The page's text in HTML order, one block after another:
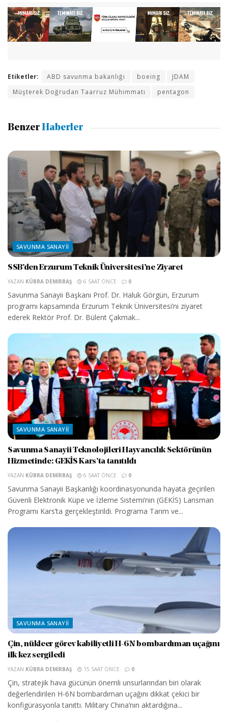
Etiketler: ABD savunma bakanlığı boeing
JDAM
Müşterek Doğrudan Taarruz Mühimmatı
pentagon
Benzer Haberler
SAVUNMA SANAYII
SSB’den Erzurum Teknik Üniversitesi’ne Ziyaret
YAZAN KÜBRA DEMIRBAŞ 6 SAAT ÖNCE 0
Savunma Sanayii Başkanı Prof. Dr. Haluk Görgün, Erzurum
programı kapsamında Erzurum Teknik Üniversitesi’ni ziyaret
ederek Rektör Prof. Dr. Bülent Çakmak...
SAVUNMA SANAYII
Savunma Sanayii Teknolojileri Hayvancılık Sektörünün
Hizmetinde: GEKİS Kars’ta tanıtıldı
YAZAN KÜBRA DEMIRBAŞ 6 SAAT ÖNCE 0
Savunma Sanayii Başkanlığı koordinasyonunda hayata geçirilen
Güvenli Elektronik Küpe ve İzleme Sistemi’nin (GEKİS) Lansman
Programı Kars’ta gerçekleştirildi. Programa Tarım ve...
SAVUNMA SANAYII
Çin, nükleer görev kabiliyetli H-6N bombardıman uçağını
ilk kez sergiledi
YAZAN KÜBRA DEMIRBAŞ 15 SAAT ÖNCE 0
Çin, stratejik hava gücünün önemli unsurlarından biri olarak
değerlendirilen H-6N bombardıman uçağını dikkat çekici bir
konfigürasyonla tanıttı. Military China’nın aktardığına...